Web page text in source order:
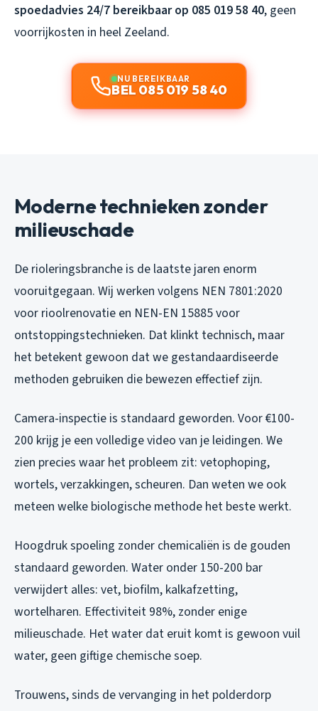
spoedadvies 24/7 bereikbaar op 085 019 58 40, geen
voorrijkosten in heel Zeeland.
NU BEREIKBAAR
BEL 085 019 58 40
Moderne technieken zonder
milieuschade
De rioleringsbranche is de laatste jaren enorm
vooruitgegaan. Wij werken volgens NEN 7801:2020
voor rioolrenovatie en NEN-EN 15885 voor
ontstoppingstechnieken. Dat klinkt technisch, maar
het betekent gewoon dat we gestandaardiseerde
methoden gebruiken die bewezen effectief zijn.
Camera-inspectie is standaard geworden. Voor €100-
200 krijg je een volledige video van je leidingen. We
zien precies waar het probleem zit: vetophoping,
wortels, verzakkingen, scheuren. Dan weten we ook
meteen welke biologische methode het beste werkt.
Hoogdruk spoeling zonder chemicaliën is de gouden
standaard geworden. Water onder 150-200 bar
verwijdert alles: vet, biofilm, kalkafzetting,
wortelharen. Effectiviteit 98%, zonder enige
milieuschade. Het water dat eruit komt is gewoon vuil
water, geen giftige chemische soep.
Trouwens, sinds de vervanging in het polderdorp